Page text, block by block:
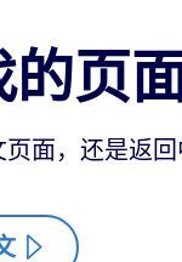
页
面，还是返回